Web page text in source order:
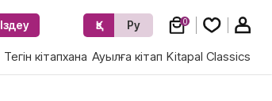
Іздеу Қз Ру 0
Тегін кітапхана Ауылға кітап Kitapal Classics